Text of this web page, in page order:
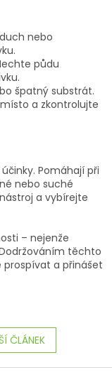
nebo
půdu
špatný substrát.
a zkontrolujte
Pomáhají při
nebo suché
a vybírejte
– nejenže
těchto
a přinášet
ČLÁNEK